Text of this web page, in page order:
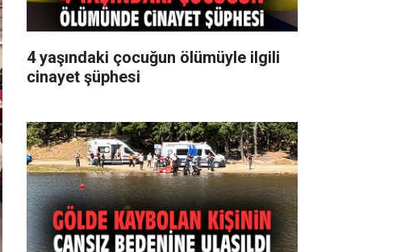
4 yaşındaki çocuğun ölümüyle ilgili
cinayet şüphesi